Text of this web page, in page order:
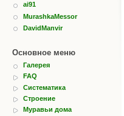
ai91
MurashkaMessor
DavidManvir
Основное меню
Галерея
FAQ
Систематика
Строение
Муравьи дома